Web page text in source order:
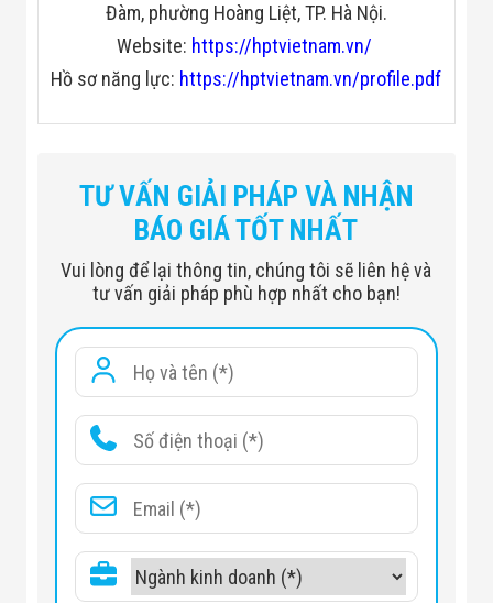
Đàm, phường Hoàng Liệt, TP. Hà Nội.
Website: https://hptvietnam.vn/
Hồ sơ năng lực: https://hptvietnam.vn/profile.pdf
Chiều rộng lối đi tối đa:
Chiều cao lối đi tối đa:
- FE   :
- SUS304:
Kích thước băng tải:
Khi phát hiện ra kim loại:
Cân nặng có khả năng:
Nguồn cung cấp năng lượng chính:
TƯ VẤN GIẢI PHÁP VÀ NHẬN
BÁO GIÁ TỐT NHẤT
Vui lòng để lại thông tin, chúng tôi sẽ liên hệ và
tư vấn giải pháp phù hợp nhất cho bạn!